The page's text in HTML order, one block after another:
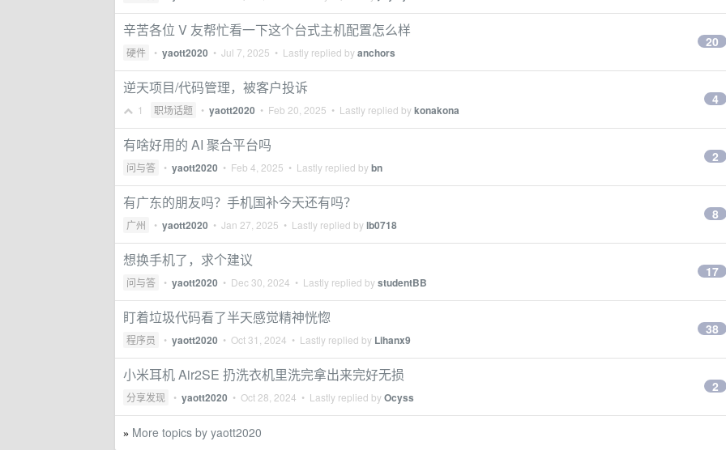
辛苦各位 V 友帮忙看一下这个台式主机配置怎么样
硬件 • yaott2020 • Jul 7, 2025 • Lastly replied byanchors
20
逆天项目/代码管理，被客户投诉
1 职场话题 • yaott2020 • Feb 20, 2025 • Lastly replied bykonakona
4
有啥好用的 AI 聚合平台吗
问与答 • yaott2020 • Feb 4, 2025 • Lastly replied bybn
2
有广东的朋友吗？手机国补今天还有吗？
广州 • yaott2020 • Jan 27, 2025 • Lastly replied bylb0718
8
想换手机了，求个建议
问与答 • yaott2020 • Dec 30, 2024 • Lastly replied bystudentBB
17
盯着垃圾代码看了半天感觉精神恍惚
程序员 • yaott2020 • Oct 31, 2024 • Lastly replied by Lihanx9
38
小米耳机 Air2SE 扔洗衣机里洗完拿出来完好无损
分享发现 • yaott2020 • Oct 28, 2024 • Lastly replied byOcyss
2
» More topics by yaott2020